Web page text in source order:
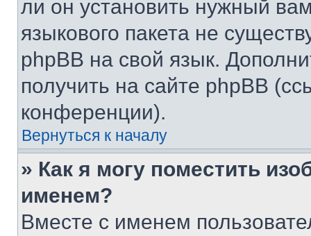
ли он установить нужный
языкового пакета не
phpBB на свой язык.
получить на сайте phpBB
конференции).
Вернуться к началу
» Как я могу поместить
именем?
Вместе с именем